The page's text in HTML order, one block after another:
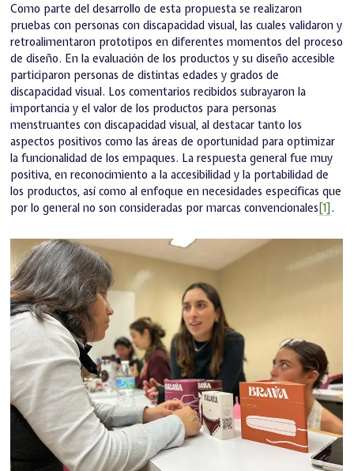
Como parte del desarrollo de esta propuesta se realizaron
pruebas con personas con discapacidad visual, las cuales validaron y
retroalimentaron prototipos en diferentes momentos del proceso
de diseño. En la evaluación de los productos y su diseño accesible
participaron personas de distintas edades y grados de
discapacidad visual. Los comentarios recibidos subrayaron la
importancia y el valor de los productos para personas
menstruantes con discapacidad visual, al destacar tanto los
aspectos positivos como las áreas de oportunidad para optimizar
la funcionalidad de los empaques. La respuesta general fue muy
positiva, en reconocimiento a la accesibilidad y la portabilidad de
los productos, así como al enfoque en necesidades específicas que
por lo general no son consideradas por marcas convencionales [1] .